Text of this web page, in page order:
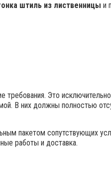
штиль из лиственницы и
требования. Это
В них должны полностью
пакетом сопутствующих
работы и доставка.